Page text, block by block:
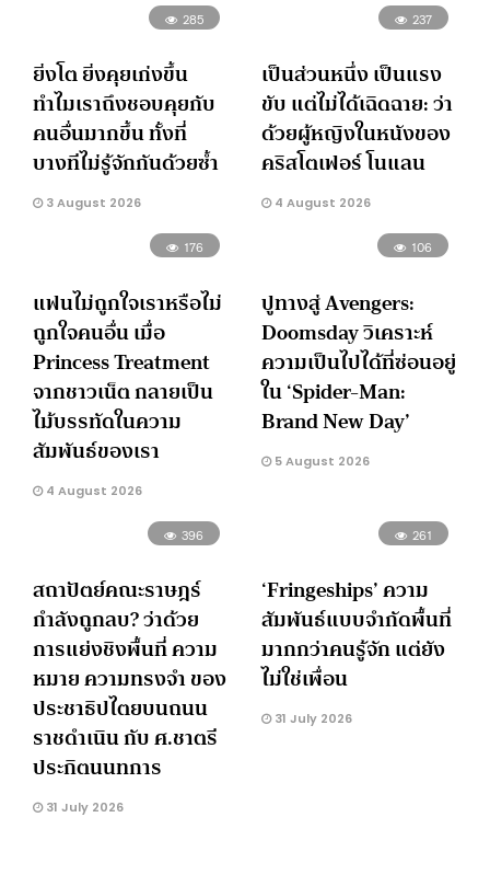
285
ยิ่งโต ยิ่งคุยเก่งขึ้น
ทำไมเราถึงชอบคุยกับ
คนอื่นมากขึ้น ทั้งที่
บางทีไม่รู้จักกันด้วยซ้ำ
3 August 2026
237
เป็นส่วนหนึ่ง เป็นแรง
ขับ แต่ไม่ได้เฉิดฉาย: ว่า
ด้วยผู้หญิงในหนังของ
คริสโตเฟอร์ โนแลน
4 August 2026
176
แฟนไม่ถูกใจเราหรือไม่
ถูกใจคนอื่น เมื่อ
Princess Treatment
จากชาวเน็ต กลายเป็น
ไม้บรรทัดในความ
สัมพันธ์ของเรา
4 August 2026
106
ปูทางสู่ Avengers:
Doomsday วิเคราะห์
ความเป็นไปได้ที่ซ่อนอยู่
ใน ‘Spider-Man:
Brand New Day’
5 August 2026
396
สถาปัตย์คณะราษฎร์
กำลังถูกลบ? ว่าด้วย
การแย่งชิงพื้นที่ ความ
หมาย ความทรงจำ ของ
ประชาธิปไตยบนถนน
ราชดำเนิน กับ ศ.ชาตรี
ประกิตนนทการ
31 July 2026
261
‘Fringeships’ ความ
สัมพันธ์แบบจำกัดพื้นที่
มากกว่าคนรู้จัก แต่ยัง
ไม่ใช่เพื่อน
31 July 2026